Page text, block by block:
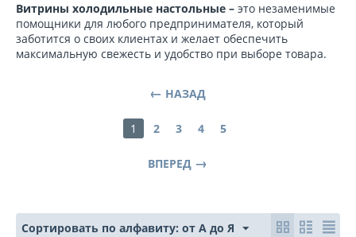
Витрины холодильные настольные – это незаменимые
помощники для любого предпринимателя, который
заботится о своих клиентах и желает обеспечить
максимальную свежесть и удобство при выборе товара.
НАЗАД
1 2 3 4 5
ВПЕРЕД
Сортировать по алфавиту: от А до Я